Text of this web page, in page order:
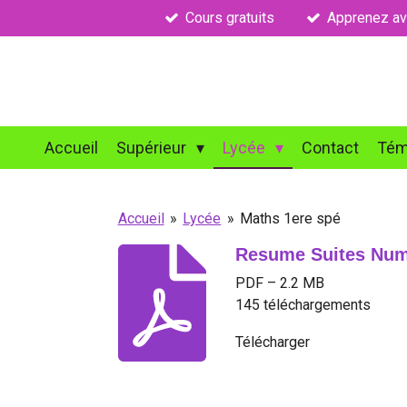
au
Cours gratuits Apprenez
Accueil Supérieur Lycée Contact
Accueil » Lycée » Maths 1ere spé
Resume Suites
PDF – 2.2 MB
145 téléchargements
Télécharger